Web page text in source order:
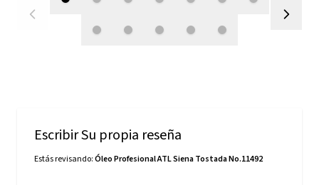
Escribir Su propia reseña
Estás revisando:Óleo Profesional ATL Siena Tostada No.11492